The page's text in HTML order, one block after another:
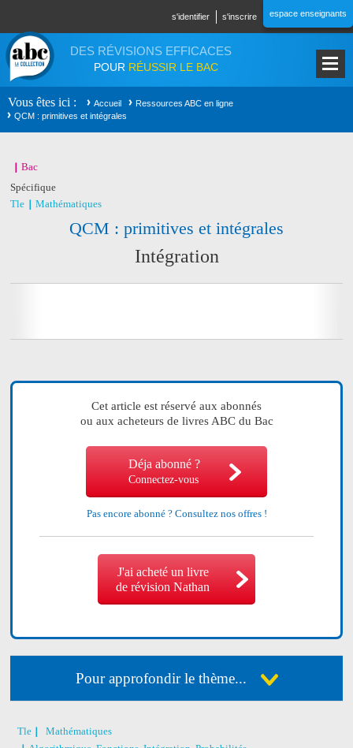
s'identifier s'inscrire espace enseignants
DES RÉVISIONS EFFICACES
POUR RÉUSSIR LE BAC
Vous êtes ici Accueil
Ressources ABC en ligne
QCM : primitives et intégrales
Bac
Spécifique
Tle
Mathématiques
QCM : primitives et intégrales
Intégration
Cet article est réservé aux abonnés
ou aux acheteurs de livres ABC du Bac
Déja abonné ?
Connectez-vous
Pas encore abonné ? Consultez nos offres !
J'ai acheté un livre
de révision Nathan
Pour approfondir le thème...
Tle
Mathématiques